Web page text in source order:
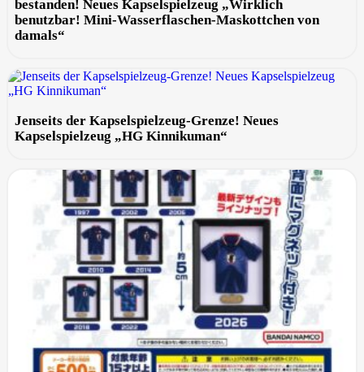
bestanden! Neues Kapselspielzeug „Wirklich
benutzbar! Mini-Wasserflaschen-Maskottchen von
damals“
Jenseits der Kapselspielzeug-Grenze! Neues
Kapselspielzeug „HG Kinnikuman“